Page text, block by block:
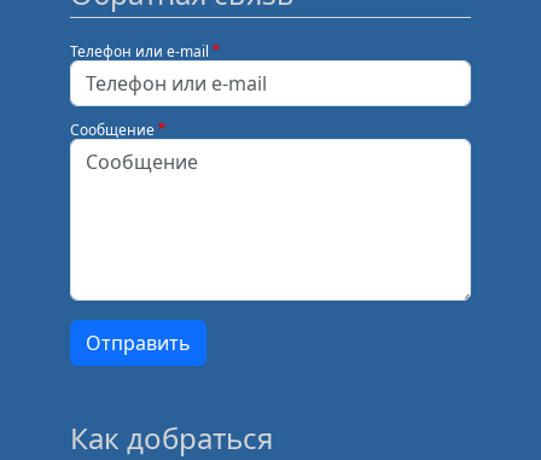
Телефон или e-mail
Сообщение
Как добраться